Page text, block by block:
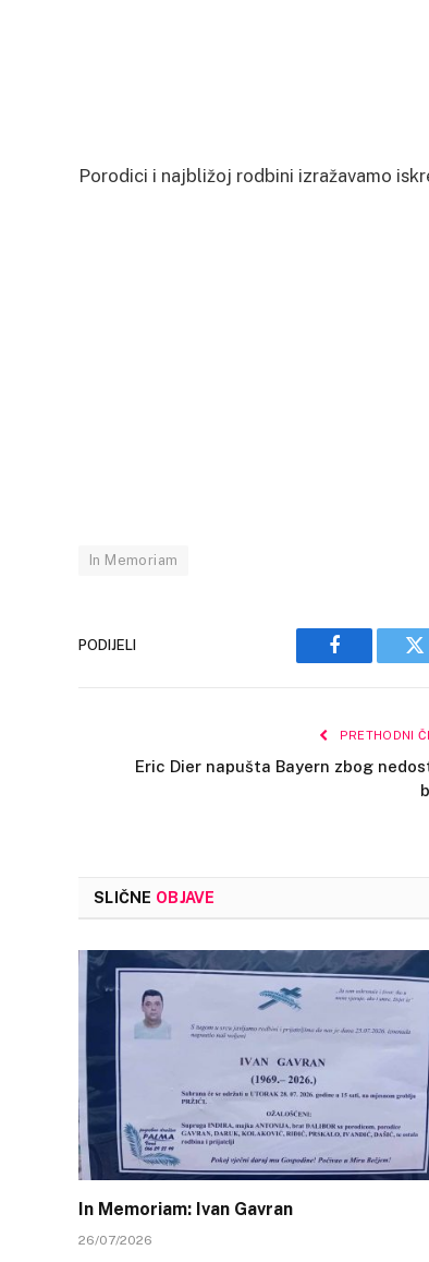
Porodici i najbližoj rodbini izražavamo
In Memoriam
PODIJELI
Facebook
PRETHODNI
Eric Dier napušta Bayern zbog
SLIČNE OBJAVE
In Memoriam: Ivan Gavran
26/07/2026